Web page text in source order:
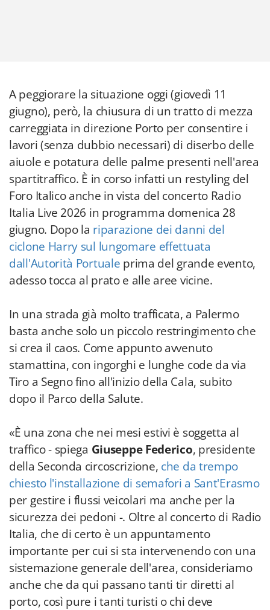
A peggiorare la situazione oggi (giovedì 11
giugno), però, la chiusura di un tratto di mezza
carreggiata in direzione Porto per consentire i
lavori (senza dubbio necessari) di diserbo delle
aiuole e potatura delle palme presenti nell'area
spartitraffico. È in corso infatti un restyling del
Foro Italico anche in vista del concerto Radio
Italia Live 2026 in programma domenica 28
giugno. Dopo la riparazione dei danni del
ciclone Harry sul lungomare effettuata
dall'Autorità Portuale prima del grande evento,
adesso tocca al prato e alle aree vicine.
In una strada già molto trafficata, a Palermo
basta anche solo un piccolo restringimento che
si crea il caos. Come appunto avvenuto
stamattina, con ingorghi e lunghe code da via
Tiro a Segno fino all'inizio della Cala, subito
dopo il Parco della Salute.
«È una zona che nei mesi estivi è soggetta al
traffico - spiega Giuseppe Federico, presidente
della Seconda circoscrizione, che da trempo
chiesto l'installazione di semafori a Sant'Erasmo
per gestire i flussi veicolari ma anche per la
sicurezza dei pedoni -. Oltre al concerto di Radio
Italia, che di certo è un appuntamento
importante per cui si sta intervenendo con una
sistemazione generale dell'area, consideriamo
anche che da qui passano tanti tir diretti al
porto, così pure i tanti turisti o chi deve